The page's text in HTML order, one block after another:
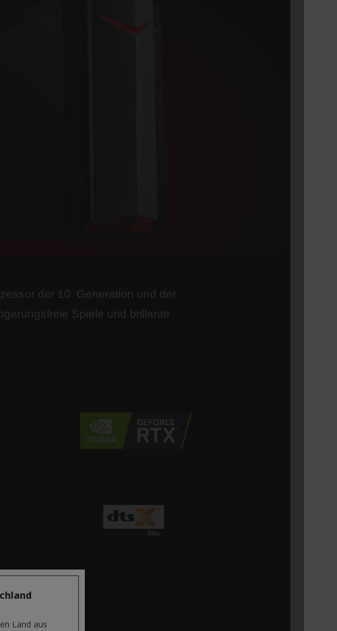
Land aus